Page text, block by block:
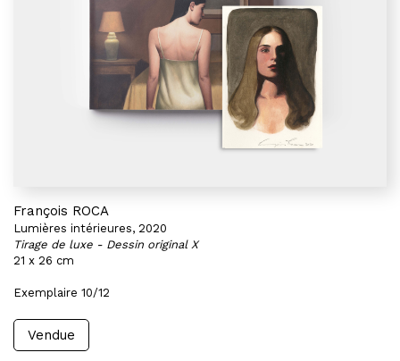
François ROCA
Lumières intérieures, 2020
Tirage de luxe - Dessin original X
21 x 26 cm
Exemplaire 10/12
Vendue